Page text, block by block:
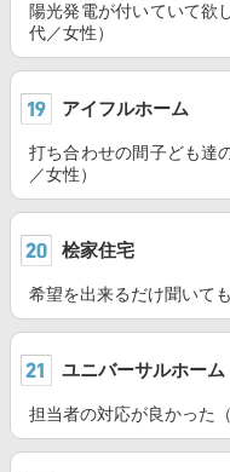
陽光発電が付いていて欲
代／女性）
アイフルホーム
打ち合わせの間子ども達
／女性）
桧家住宅
希望を出来るだけ聞いて
ユニバーサルホーム
担当者の対応が良かった